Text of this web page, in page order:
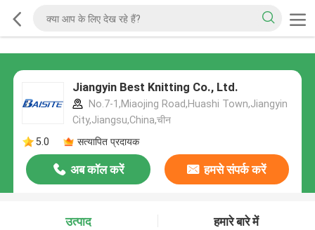
Jiangyin Best Knitting Co., Ltd.
No.7-1,Miaojing Road,Huashi Town,Jiangyin
City,Jiangsu,China,चीन
5.0
सत्यापित प्रदायक
अब कॉल करें हमसे संपर्क करें
उत्पाद हमारे बारे में